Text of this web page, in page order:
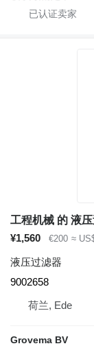
工程机械 的 液
¥1,560
€200 ≈
液压过滤器
9002658
荷兰, Ede
Grovema BV